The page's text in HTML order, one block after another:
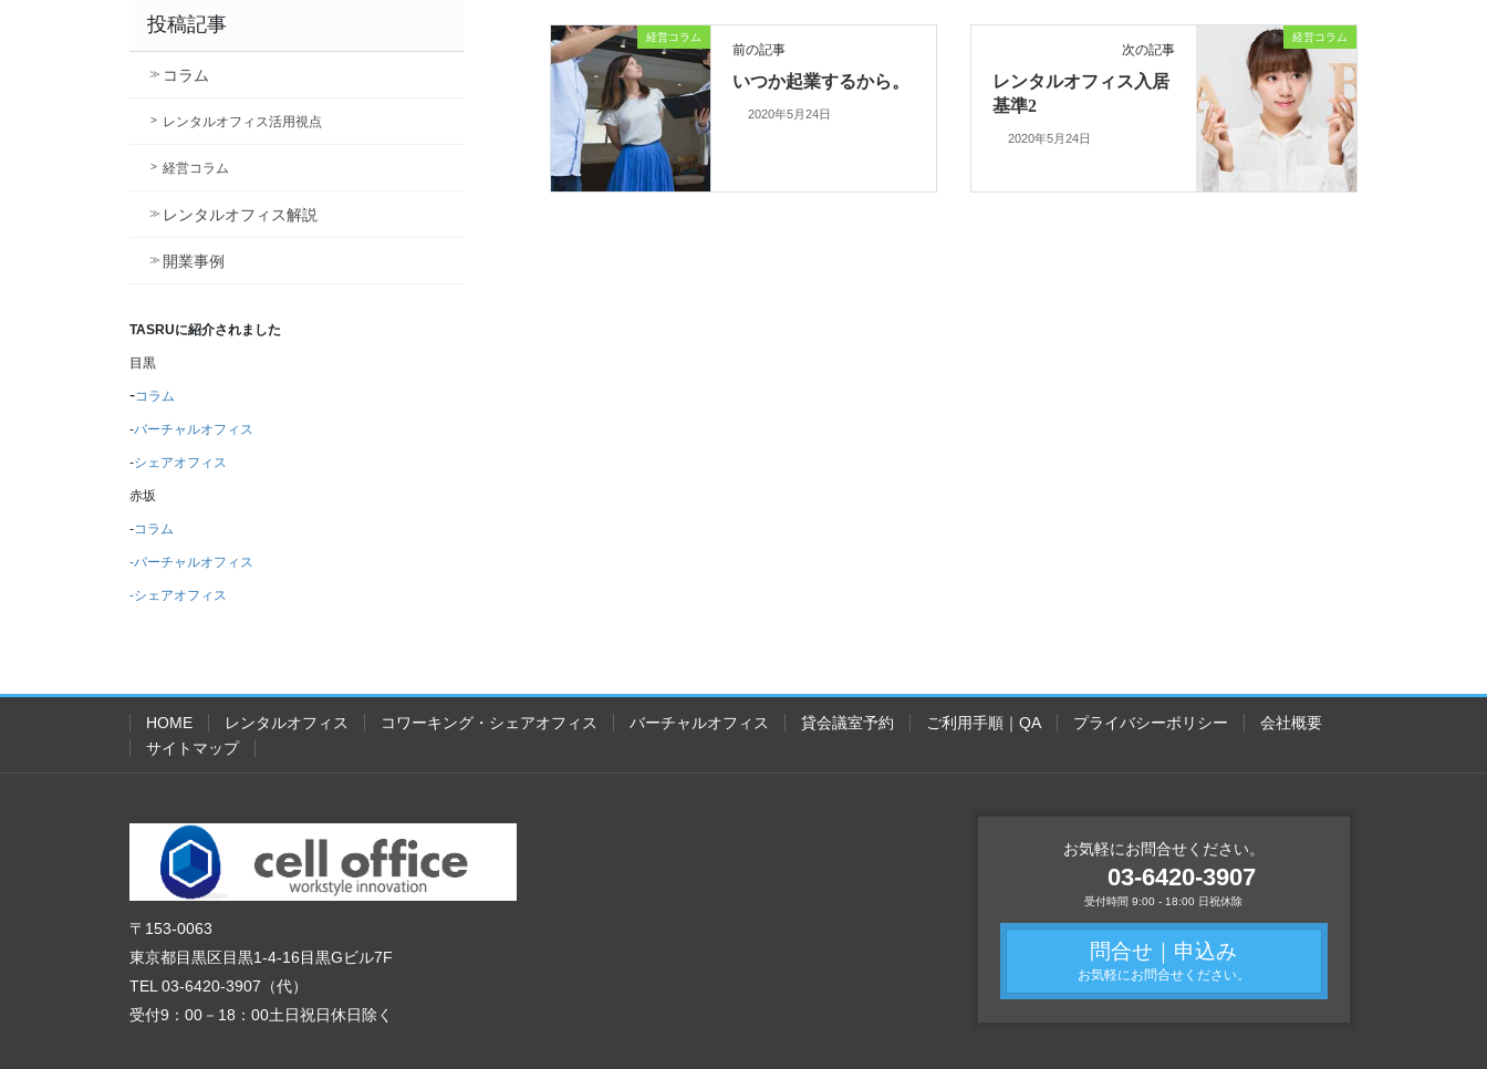
経営コラム
前の記事
いつか起業するから。
2020年5月24日
経営コラム
次の記事
レンタルオフィス入居
基準2
2020年5月24日
投稿記事
コラム
レンタルオフィス活用視点
経営コラム
レンタルオフィス解説
開業事例
TASRUに紹介されました
目黒
-コラム
‐バーチャルオフィス
-シェアオフィス
赤坂
-コラム
-バーチャルオフィス
-シェアオフィス
HOME レンタルオフィス コワーキング・シェアオフィス バーチャルオフィス 貸会議室予約 ご利用手順｜QA プライバシーポリシー
会社概要
サイトマップ
〒153-0063
東京都目黒区目黒1-4-16目黒Gビル7F
TEL 03-6420-3907（代）
受付9：00－18：00土日祝日休日除く
お気軽にお問合せください。
03-6420-3907
受付時間 9:00 - 18:00 日祝休除
問合せ｜申込み
お気軽にお問合せください。